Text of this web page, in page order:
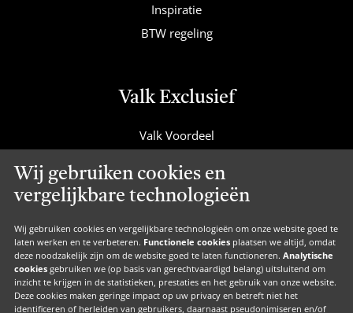
Wij gebruiken cookies en
vergelijkbare technologieën
Wij gebruiken cookies en vergelijkbare technologieën om onze website goed te
laten werken en te verbeteren. Functionele cookies plaatsen we altijd, omdat
deze noodzakelijk zijn om de website goed te laten functioneren. Analytische
cookies gebruiken we (op basis van gerechtvaardigd belang) uitsluitend om
inzicht te krijgen in de statistieken, prestaties en het gebruik van onze website.
Deze cookies maken geringe impact op uw privacy en betreft niet het
identificeren of herleiden van gebruikers, daarnaast pseudonimiseren en/of
Inspiratie
BTW regeling
Valk Exclusief
Valk Voordeel
Valk Suites
Valk Jobs
Valk Exclusief Membership
Valk Voor Thuis
Valk Exclusief Zakelijk
MVO